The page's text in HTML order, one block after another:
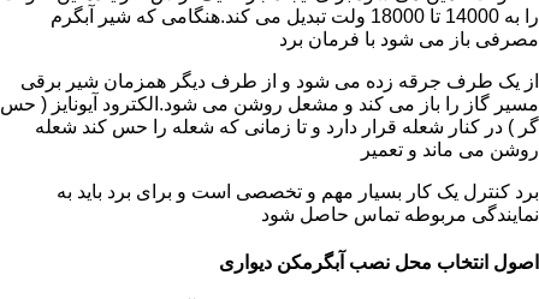
را به 14000 تا 18000 ولت تبدیل می کند.هنگامی که شیر آبگرم
مصرفی باز می شود با فرمان برد
از یک طرف جرقه زده می شود و از طرف دیگر همزمان شیر برقی
مسیر گاز را باز می کند و مشعل روشن می شود.الکترود آیونایز ( حس
گر ) در کنار شعله قرار دارد و تا زمانی که شعله را حس کند شعله
روشن می ماند و تعمیر
برد کنترل یک کار بسیار مهم و تخصصی است و برای برد باید به
نمایندگی مربوطه تماس حاصل شود
اصول انتخاب محل نصب آبگرمکن دیواری